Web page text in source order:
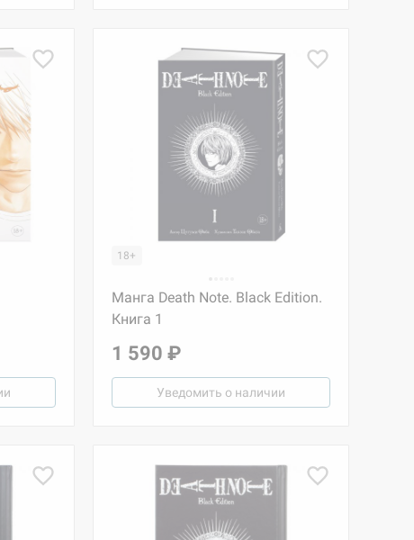
18+
Манга Death Note. Black Edition.
Книга 1
1 590 ₽
Уведомить о наличии